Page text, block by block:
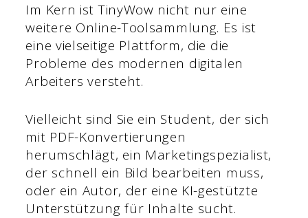
Im Kern ist TinyWow nicht nur eine
weitere Online-Toolsammlung. Es ist
eine vielseitige Plattform, die die
Probleme des modernen digitalen
Arbeiters versteht.
Vielleicht sind Sie ein Student, der sich
mit PDF-Konvertierungen
herumschlägt, ein Marketingspezialist,
der schnell ein Bild bearbeiten muss,
oder ein Autor, der eine KI-gestützte
Unterstützung für Inhalte sucht.